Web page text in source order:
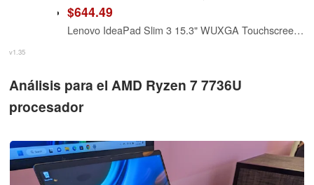
$644.49
Lenovo IdeaPad Slim 3 15.3" WUXGA Touchscreen Laptop, AMD Ryzen 7 8840HS, 16GB RAM 512GB PCIe SSD, Wi-Fi 6 USB-C Backlit Keyboard Webcam, Windows 11 Luna Gray
v1.35
Análisis para el AMD Ryzen 7 7736U
procesador